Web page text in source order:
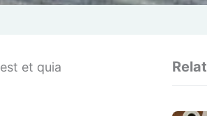
et quia